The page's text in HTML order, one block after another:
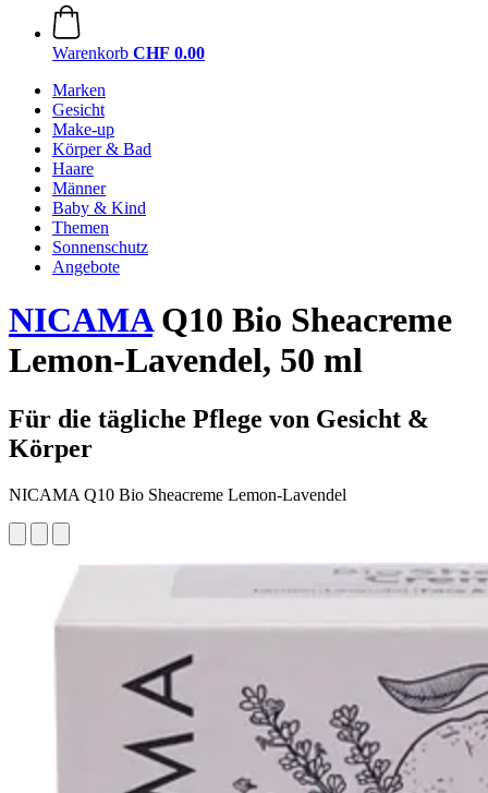
Warenkorb CHF 0.00
Marken
Gesicht
Make-up
Körper & Bad
Haare
Männer
Baby & Kind
Themen
Sonnenschutz
Angebote
NICAMAQ10 Bio Sheacreme
Lemon-Lavendel, 50 ml
Für die tägliche Pflege von Gesicht &
Körper
NICAMA Q10 Bio Sheacreme Lemon-Lavendel